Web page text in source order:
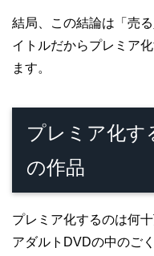
結局、この結論は「売
イトルだからプレミア
ます。
プレミア化す
の作品
プレミア化するのは何
アダルトDVDの中のご